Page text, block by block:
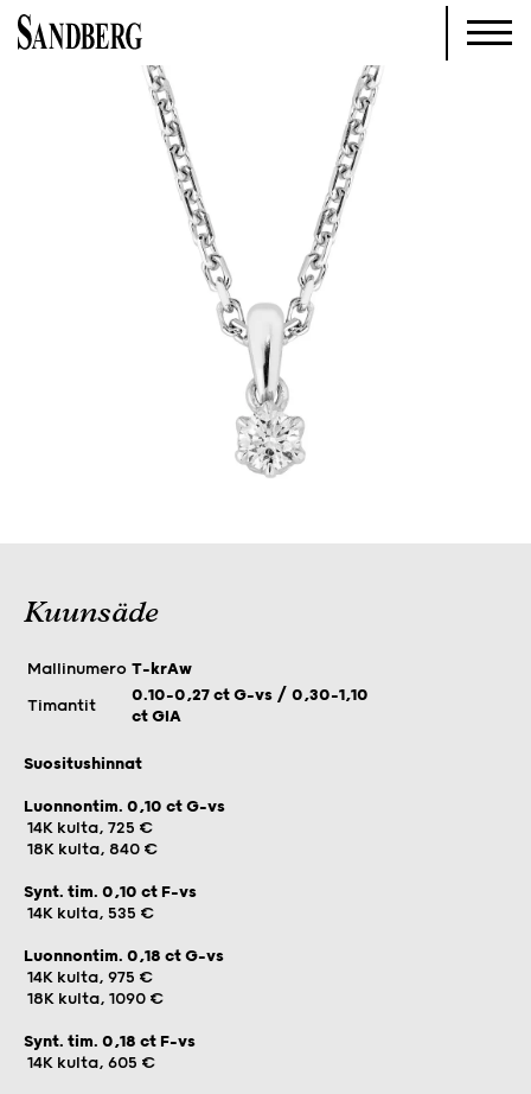
Kuunsäde
Mallinumero T-krAw
Timantit
0.10–0,27 ct G-vs / 0,30–1,10
ct GIA
Suositushinnat
Luonnontim. 0,10 ct G-vs
14K kulta, 725 €
18K kulta, 840 €
Synt. tim. 0,10 ct F-vs
14K kulta, 535 €
Luonnontim. 0,18 ct G-vs
14K kulta, 975 €
18K kulta, 1090 €
Synt. tim. 0,18 ct F-vs
14K kulta, 605 €